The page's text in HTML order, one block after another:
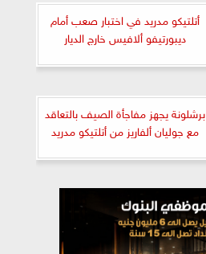
أتلتيكو مدريد في اختبار صعب أمام
ديبورتيفو ألافيس خارج الديار
برشلونة يجهز مفاجأة الصيف بالتعاقد
مع جوليان ألفاريز من أتلتيكو مدريد